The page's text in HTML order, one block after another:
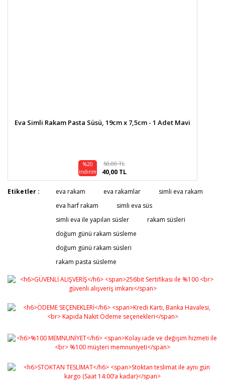
Eva Simli Rakam Pasta Süsü, 19cm x 7,5cm - 1 Adet Mavi
%20
indirim
50,00 TL
40,00 TL
Etiketler : eva rakam eva rakamlar
simli eva rakam
eva harf rakam
simli eva süs
simli eva ile yapılan süsler
rakam süsleri
doğum günü rakam süsleme
doğum günü rakam süsleri
rakam pasta süsleme